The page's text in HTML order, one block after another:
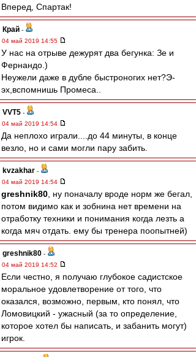
Вперед, Спартак!
Край -
04 май 2019 14:55
У нас на отрыве дежурят два бегунка: Зе и
Фернандо.)
Неужели даже в дубле быстроногих нет?Э-
эх,вспомнишь Промеса..
VVT5 -
04 май 2019 14:54
Да неплохо играли....до 44 минуты, в конце
везло, но и сами могли пару забить.
kvzakhar -
04 май 2019 14:54
greshnik80 , ну поначалу вроде норм же бегал,
потом видимо как и зобнина нет времени на
отработку техники и понимания когда лезть а
когда мяч отдать. ему бы тренера поопытней)
greshnik80 -
04 май 2019 14:52
Если честно, я получаю глубокое садистское
моральное удовлетворение от того, что
оказался, возможно, первым, кто понял, что
Ломовицкий - ужасный (за то определение,
которое хотел бы написать, и забанить могут)
игрок.